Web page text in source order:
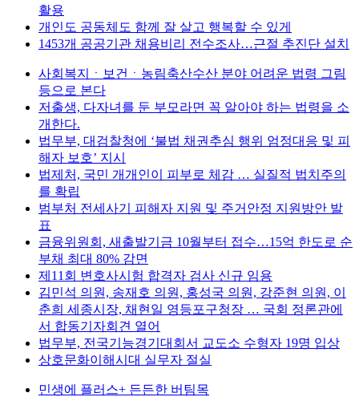
활용
개인도 공동체도 함께 잘 살고 행복할 수 있게
1453개 공공기관 채용비리 전수조사…근절 추진단 설치
사회복지ㆍ보건ㆍ농림축산수산 분야 어려운 법령 그림
등으로 본다
저출생, 다자녀를 둔 부모라면 꼭 알아야 하는 법령을 소
개한다.
법무부, 대검찰청에 ‘불법 채권추심 행위 엄정대응 및 피
해자 보호’ 지시
법제처, 국민 개개인이 피부로 체감 … 실질적 법치주의
를 확립
범부처 전세사기 피해자 지원 및 주거안정 지원방안 발
표
금융위원회, 새출발기금 10월부터 접수…15억 한도로 순
부채 최대 80% 감면
제11회 변호사시험 합격자 검사 신규 임용
김민석 의원, 송재호 의원, 홍성국 의원, 강준현 의원, 이
춘희 세종시장, 채현일 영등포구청장 … 국회 정론관에
서 합동기자회견 열어
법무부, 전국기능경기대회서 교도소 수형자 19명 입상
상호문화이해시대 실무자 절실
민생에 플러스+ 든든한 버팀목